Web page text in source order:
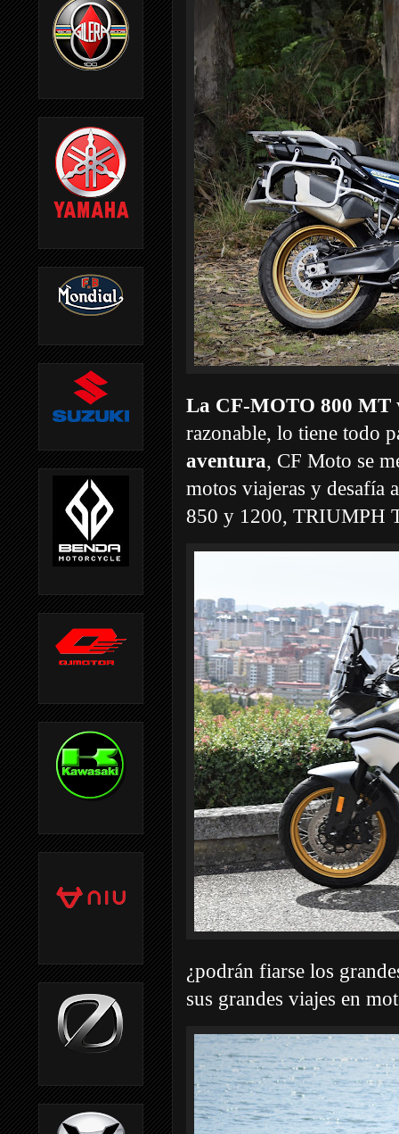
La CF-MOTO 800 MT
razonable, lo tiene todo
aventura, CF Moto se
motos viajeras y desafía
850 y 1200, TRIUMPH
¿podrán fiarse los
sus grandes viajes en